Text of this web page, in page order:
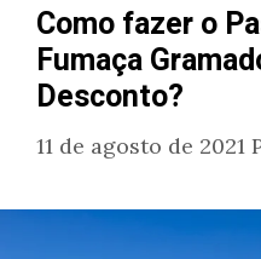
Como fazer o
Fumaça
Desconto?
11 de agosto de 2021